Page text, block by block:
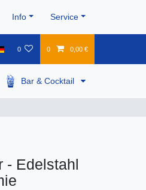
Info Service
0 0 0,00 €
Bar & Cocktail
- Edelstahl